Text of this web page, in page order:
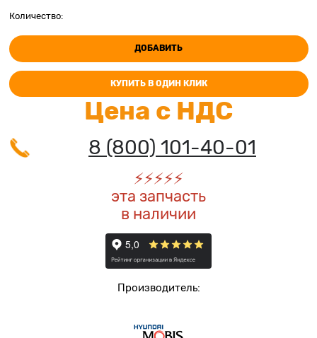
Количество:
ДОБАВИТЬ
КУПИТЬ В ОДИН КЛИК
Цена с НДС
8 (800) 101-40-01
⚡️⚡️⚡️⚡️⚡️
эта запчасть
в наличии
Производитель: